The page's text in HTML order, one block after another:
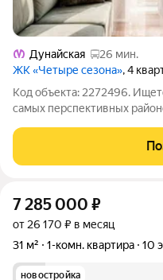
Дунайская
26 мин.
ЖК «Четыре сезона», 4
Код объекта: 2272496.
самых перспективных
Шушары, расположенная на
комплекса по адресу
7 285 000 ₽
от 26 170 ₽ в месяц
31 м²
1-комн. квартира 10
новостройка